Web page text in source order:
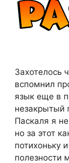
Захотелось
вспомнил
язык еще в
незакрытый
Паскаля я
но за этот
потихоньку
полезности